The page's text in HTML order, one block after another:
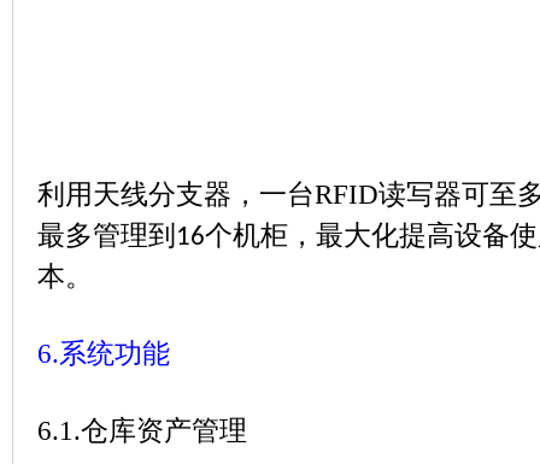
利用天线分支器，一台RFID读写器可至
最多管理到 16个机柜，最大化提高设备
本。
6.系统功能
6.1.仓库资产管理